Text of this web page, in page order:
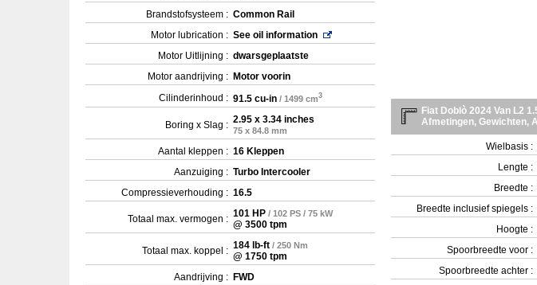
Brandstofsysteem : Common Rail
Motor lubrication : See oil information
Motor Uitlijning : dwarsgeplaatste
Motor aandrijving : Motor voorin
Cilinderinhoud : 91.5 cu-in / 1499 cm3
Boring x Slag : 2.95 x 3.34 inches
75 x 84.8 mm
Aantal kleppen : 16 Kleppen
Aanzuiging : Turbo Intercooler
Compressieverhouding : 16.5
Totaal max. vermogen : 101 HP / 102 PS / 75 kW
@ 3500 tpm
Totaal max. koppel : 184 lb-ft / 250 Nm
@ 1750 tpm
Aandrijving : FWD
Fiat Doblò 2024 Van L2
Afmetingen, Gewichten,
Wielbasis :
Lengte :
Breedte :
Breedte inclusief spiegels :
Hoogte :
Spoorbreedte voor :
Spoorbreedte achter :